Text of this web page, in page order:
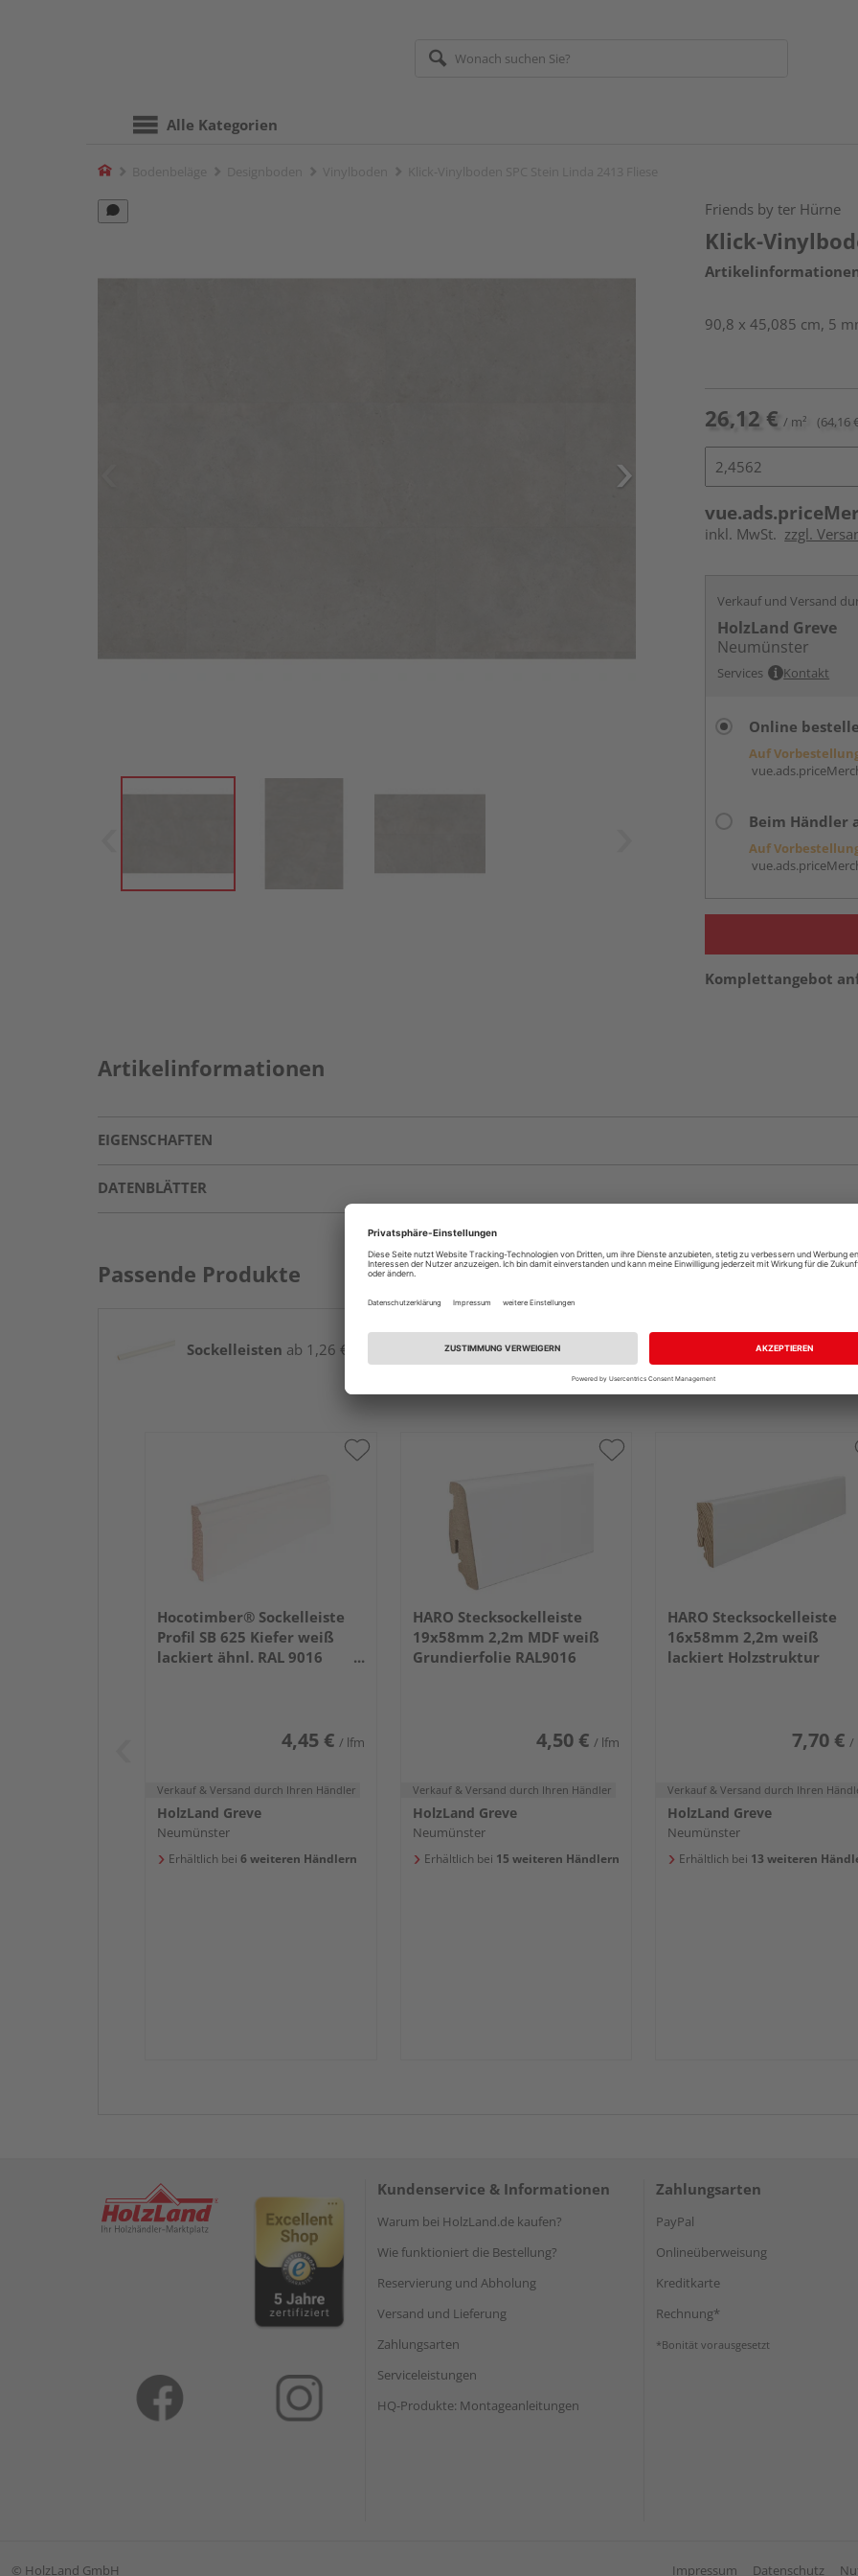
Alle Kategorien
Home
Friends by ter Hürne
Klick-
90,8 x 45,085 cm, 5
26,12 € / m² (64,16
inkl. MwSt. zzgl.
Verkauf und Versand
HolzLand Greve
Neumünster
Services Kontakt
Online
Auf
Beim Händler
Auf
Komplettangebot
Artikelinformationen
EIGENSCHAFTEN
DATENBLÄTTER
Passende Produkte
Sockelleisten ab 1,26 € / lfm
Hocotimber® Sockelleiste
Profil SB 625 Kiefer weiß
lackiert ähnl. RAL 9016
4,45 € / lfm
Verkauf & Versand durch Ihren Händler
HolzLand Greve
Neumünster
Erhältlich bei 6 weiteren Händlern
HARO Stecksockelleiste
19x58mm 2,2m MDF weiß
Grundierfolie RAL9016
4,50 € / lfm
Verkauf & Versand durch Ihren Händler
HolzLand Greve
Neumünster
Erhältlich bei 15 weiteren Händlern
HARO Stecksockelleiste
16x58mm 2,2m weiß
lackiert Holzstruktur
7,70 € /
Verkauf & Versand durch Ihren
HolzLand Greve
Neumünster
Erhältlich bei 13 weiteren
Kundenservice & Informationen
Warum bei HolzLand.de kaufen?
Wie funktioniert die Bestellung?
Reservierung und Abholung
Versand und Lieferung
Zahlungsarten
Serviceleistungen
HQ-Produkte: Montageanleitungen
Zahlungsarten
PayPal
Onlineüberweisung
Kreditkarte
Rechnung*
*Bonität vorausgesetzt
© HolzLand GmbH Impressum Datenschutz